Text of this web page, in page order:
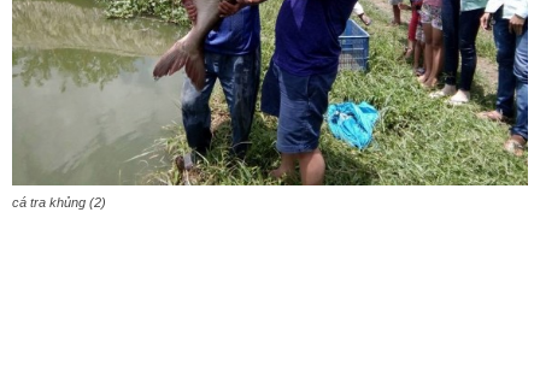
cá tra khủng (2)